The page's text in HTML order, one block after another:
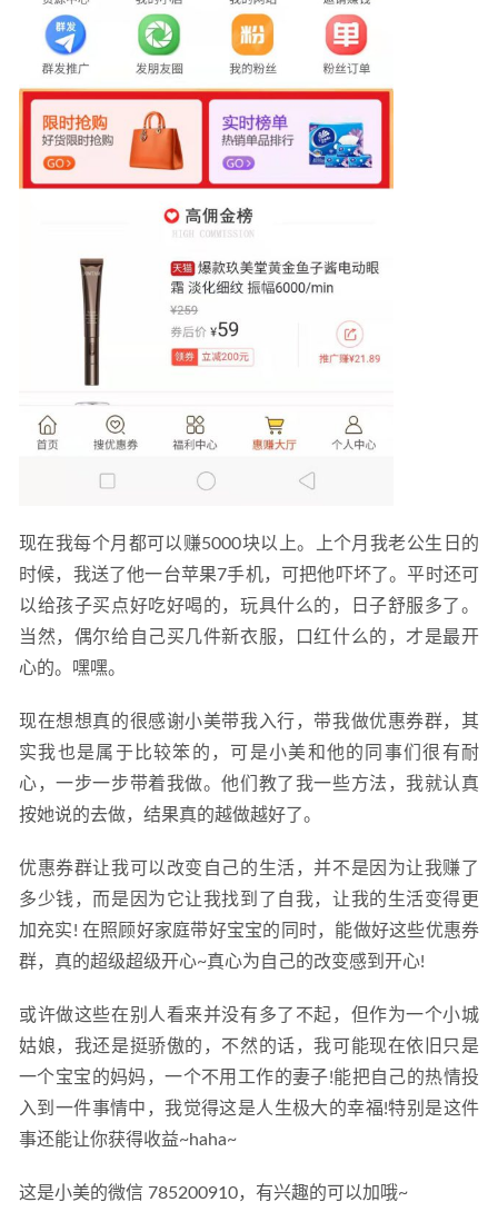
现在我每个月都可以赚5000块以上。上个月我老公生日的
时候，我送了他一台苹果7手机，可把他吓坏了。平时还可
以给孩子买点好吃好喝的，玩具什么的，日子舒服多了。
当然，偶尔给自己买几件新衣服，口红什么的，才是最开
心的。嘿嘿。
现在想想真的很感谢小美带我入行，带我做优惠券群，其
实我也是属于比较笨的，可是小美和他的同事们很有耐
心，一步一步带着我做。他们教了我一些方法，我就认真
按她说的去做，结果真的越做越好了。
优惠券群让我可以改变自己的生活，并不是因为让我赚了
多少钱，而是因为它让我找到了自我，让我的生活变得更
加充实! 在照顾好家庭带好宝宝的同时，能做好这些优惠券
群，真的超级超级开心~真心为自己的改变感到开心!
或许做这些在别人看来并没有多了不起，但作为一个小城
姑娘，我还是挺骄傲的，不然的话，我可能现在依旧只是
一个宝宝的妈妈，一个不用工作的妻子!能把自己的热情投
入到一件事情中，我觉得这是人生极大的幸福!特别是这件
事还能让你获得收益~haha~
这是小美的微信 785200910，有兴趣的可以加哦~